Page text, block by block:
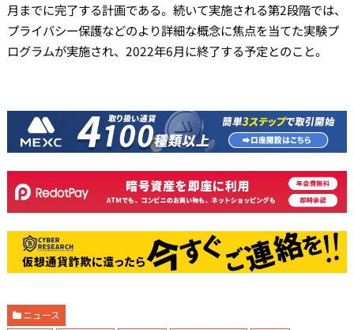
月までに完了する計画である。続いて実施される第2段階では、
プライバシー保護などのより詳細な概念に焦点を当てた実験プ
ログラムが実施され、2022年6月に終了する予定とのこと。
ニュース